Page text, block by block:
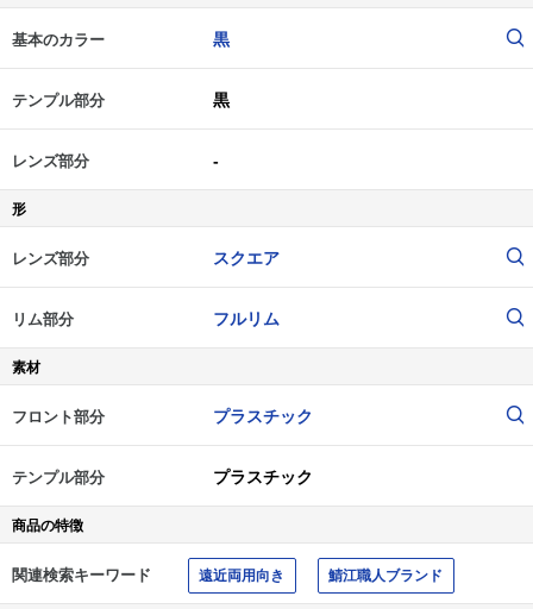
基本のカラー 黒
テンプル部分 黒
レンズ部分 -
形
レンズ部分 スクエア
リム部分 フルリム
素材
フロント部分 プラスチック
テンプル部分 プラスチック
商品の特徴
関連検索キーワード 遠近両用向き 鯖江職人ブランド